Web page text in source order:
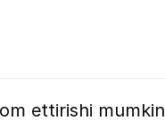
ettirishi mumkin